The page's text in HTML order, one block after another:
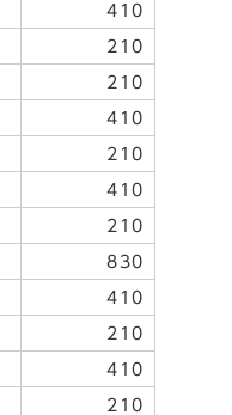
410
210
210
410
210
410
210
830
410
210
410
210